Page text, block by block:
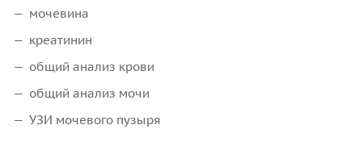
мочевина
креатинин
общий анализ крови
общий анализ мочи
УЗИ мочевого пузыря